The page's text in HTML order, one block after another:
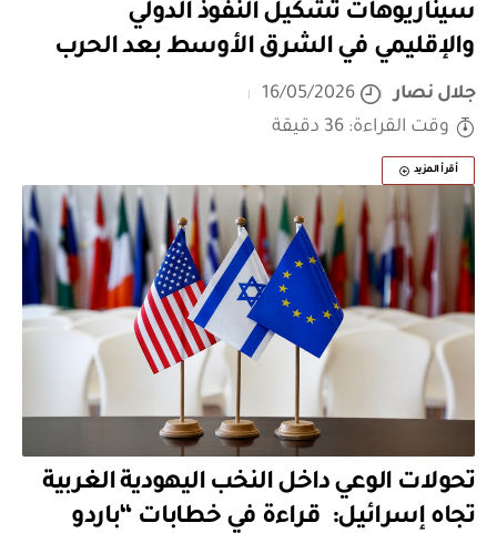
سيناريوهات تشكيل النفوذ الدولي
والإقليمي في الشرق الأوسط بعد الحرب
جلال نصار
16/05/2026
وقت القراءة: 36 دقيقة
أقرأ المزيد
تحولات الوعي داخل النخب اليهودية الغربية
تجاه إسرائيل: قراءة في خطابات “باردو